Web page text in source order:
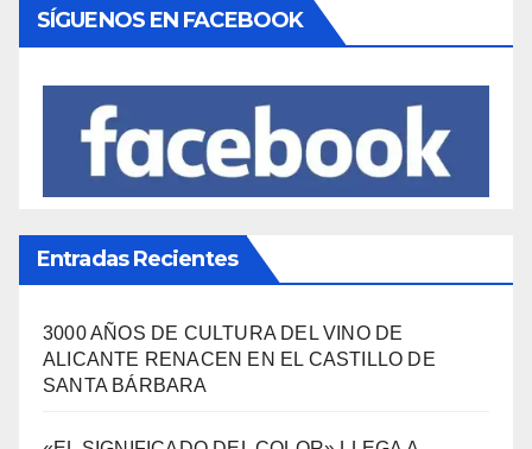
3000 AÑOS DE CULTURA DEL VINO DE
ALICANTE RENACEN EN EL CASTILLO DE
SANTA BÁRBARA
«EL SIGNIFICADO DEL COLOR» LLEGA A
VILLAJOYOSA
DESCUBRE LAS AVENTURAS DE TINTÍN EN EL
CASTILLO DE SANTA BÁRBARA DE ALICANTE
FERIAS EUROPEAS DEL QUESO